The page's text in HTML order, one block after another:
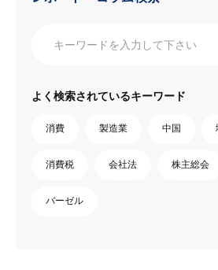
よく検索されているキーワード
消費 製造業 中国
消費税 会社法 株主総会
バーゼル